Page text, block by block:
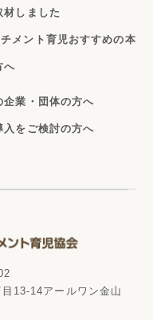
材しました
チメント育児おすすめの本
へ
企業・団体の方へ
入をご検討の方へ
13-14アールワン金山